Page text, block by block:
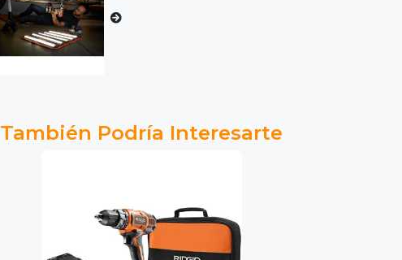
También Podría Interesarte